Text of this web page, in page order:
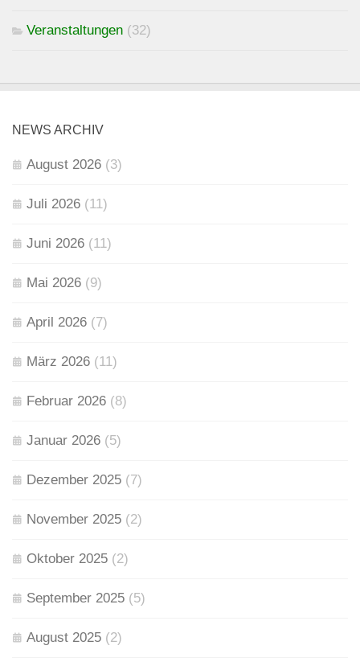
Veranstaltungen (32)
NEWS ARCHIV
August 2026 (3)
Juli 2026 (11)
Juni 2026 (11)
Mai 2026 (9)
April 2026 (7)
März 2026 (11)
Februar 2026 (8)
Januar 2026 (5)
Dezember 2025 (7)
November 2025 (2)
Oktober 2025 (2)
September 2025 (5)
August 2025 (2)